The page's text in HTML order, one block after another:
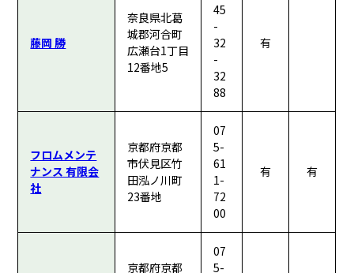
藤岡 勝
奈良県北葛
城郡河合町
広瀬台1丁目
12番地5
45
-
32
-
32
88
有
フロムメンテ
ナンス 有限会
社
京都府京都
市伏見区竹
田泓ノ川町
23番地
07
5-
61
1-
72
00
有 有
京都府京都
07
5-